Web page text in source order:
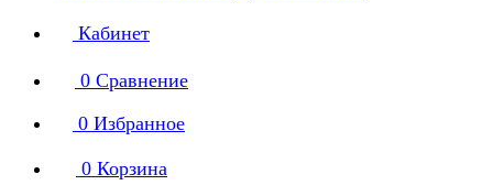
Кабинет
0 Сравнение
0 Избранное
0 Корзина